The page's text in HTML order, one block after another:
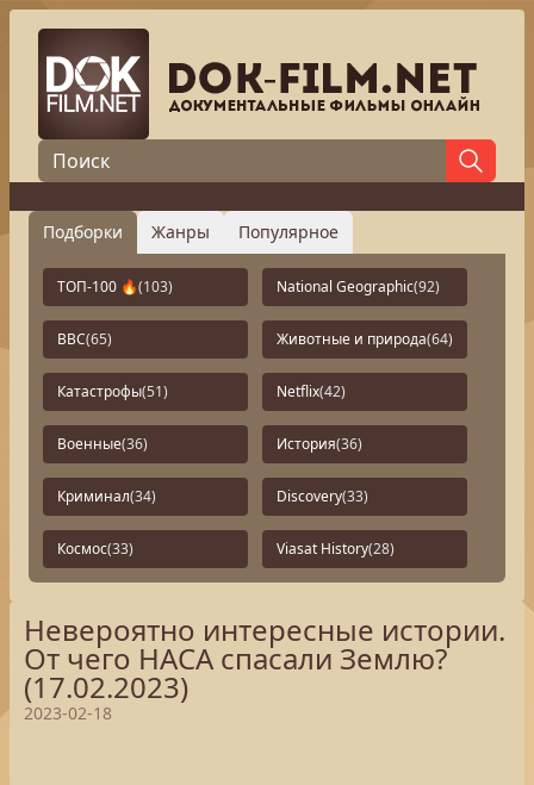
Подборки Жанры Популярное
ТОП-100 🔥(103) National Geographic(92)
BBC(65) Животные и природа(64)
Катастрофы(51) Netflix(42)
Военные(36) История(36)
Криминал(34) Discovery(33)
Космос(33) Viasat History(28)
Невероятно интересные истории.
От чего НАСА спасали Землю?
(17.02.2023)
2023-02-18